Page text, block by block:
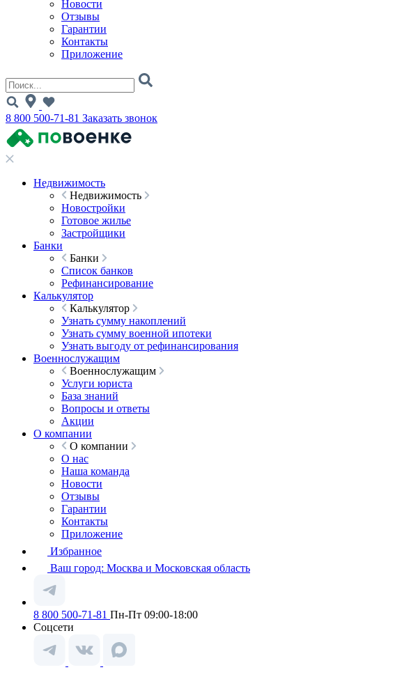
Новости
Отзывы
Гарантии
Контакты
Приложение
8 800 500-71-81 Заказать звонок
Недвижимость
Недвижимость
Новостройки
Готовое жилье
Застройщики
Банки
Банки
Список банков
Рефинансирование
Калькулятор
Калькулятор
Узнать сумму накоплений
Узнать сумму военной ипотеки
Узнать выгоду от рефинансирования
Военнослужащим
Военнослужащим
Услуги юриста
База знаний
Вопросы и ответы
Акции
О компании
О компании
О нас
Наша команда
Новости
Отзывы
Гарантии
Контакты
Приложение
Избранное
Ваш город: Москва и Московская область
8 800 500-71-81 Пн-Пт 09:00-18:00
Соцсети